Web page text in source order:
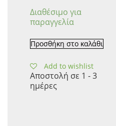
Διαθέσιμο για
παραγγελία
Προσθήκη στο καλάθι
Add to wishlist
Αποστολή σε 1 - 3
ημέρες